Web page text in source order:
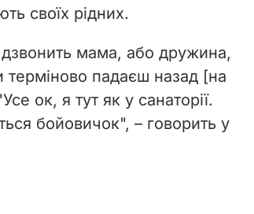
своїх рідних.
мама, або дружина,
терміново падаєш назад [на
ок, я тут як у санаторії.
бойовичок", – говорить у